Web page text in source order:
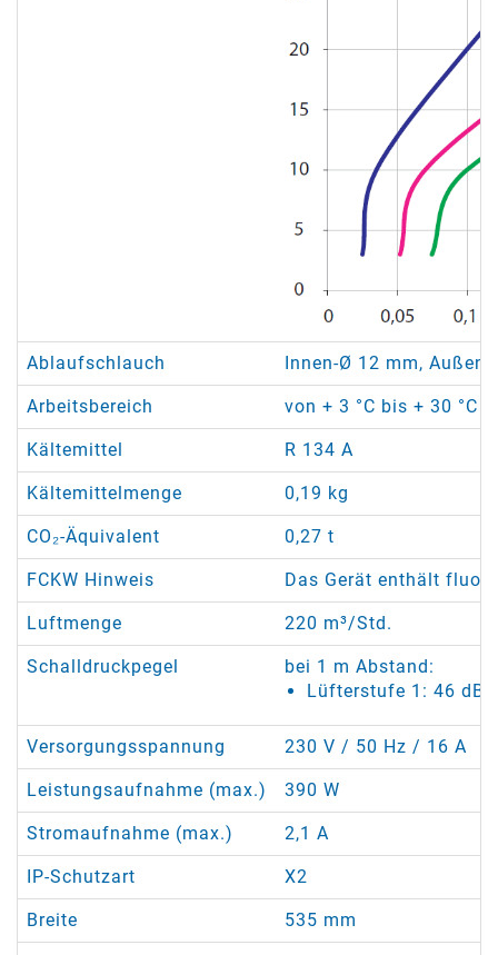
Ablaufschlauch Innen-Ø 12 mm,
Arbeitsbereich von + 3 °C bis + 30 °C
Kältemittel R 134 A
Kältemittelmenge 0,19 kg
CO₂-Äquivalent 0,27 t
FCKW Hinweis Das Gerät enthält
Luftmenge 220 m³/Std.
Schalldruckpegel
bei 1 m Abstand:
Lüfterstufe 1: 46
Versorgungsspannung 230 V / 50 Hz / 16 A
Leistungsaufnahme (max.) 390 W
Stromaufnahme (max.) 2,1 A
IP-Schutzart X2
Breite 535 mm